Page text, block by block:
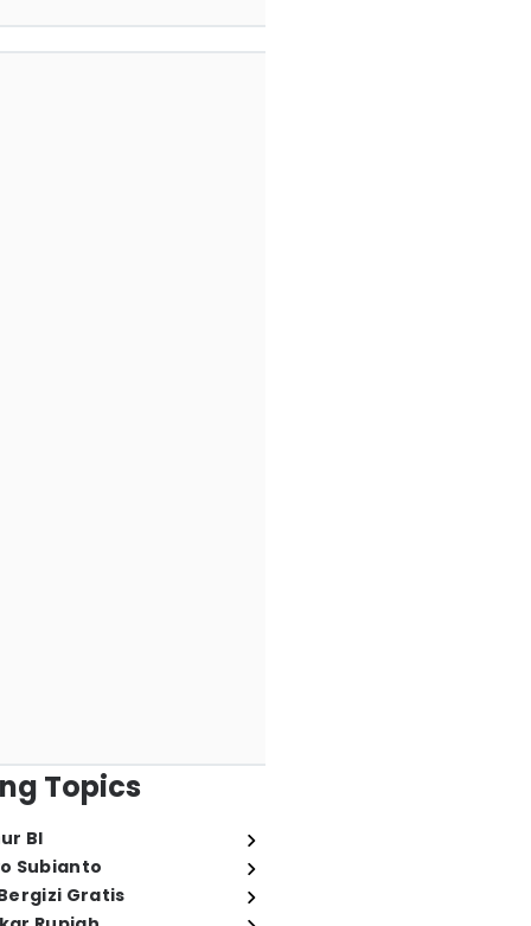
Topics
BI
Subianto
Gratis